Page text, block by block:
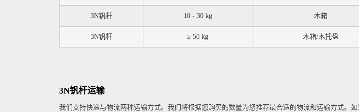
3N钒杆 10 - 30 kg 木箱
3N钒杆 ≥ 50 kg 木箱/木托盘
3N钒杆运输
我们支持快递与物流两种运输方式。我们将根据您购买的数量为您推荐最合适的物流和运输方式。